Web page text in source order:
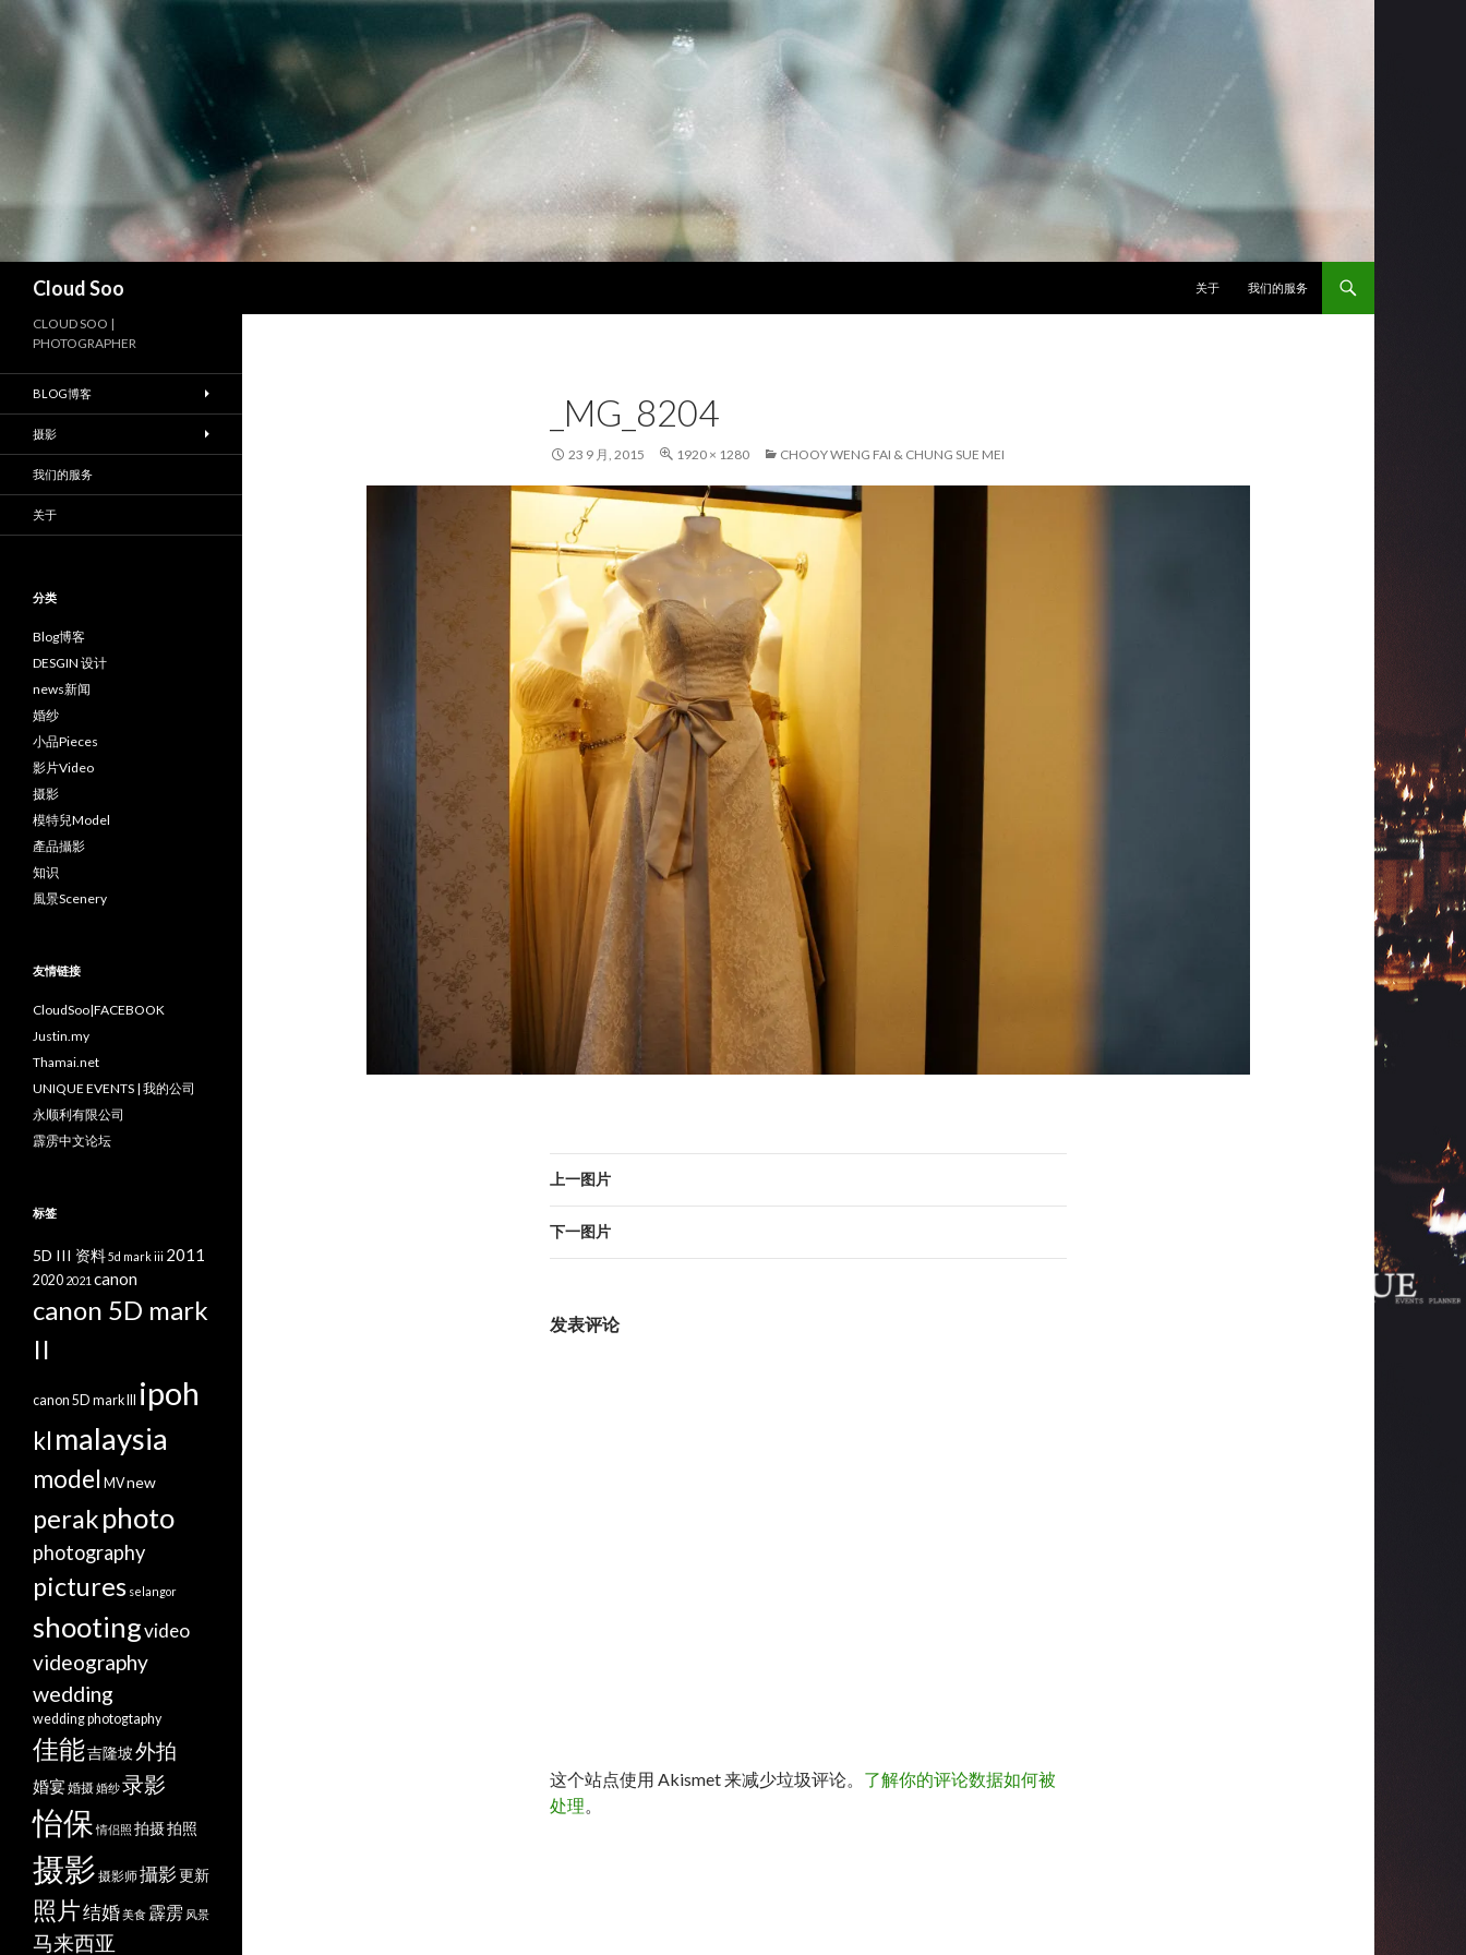
Cloud Soo
关于
我们的服务
_MG_8204
23 9 月, 2015 1920 × 1280 CHOOY WENG FAI & CHUNG SUE MEI
上一图片
下一图片
发表评论
这个站点使用 Akismet 来减少垃圾评论。 了解你的评论数据如何被
处理
CLOUD SOO |
PHOTOGRAPHER
BLOG博客
摄影
我们的服务
关于
分类
Blog博客
DESGIN 设计
news新闻
婚纱
小品Pieces
影片Video
摄影
模特兒Model
產品攝影
知识
風景Scenery
友情链接
CloudSoo|FACEBOOK
Justin.my
Thamai.net
UNIQUE EVENTS | 我的公司
永顺利有限公司
霹雳中文论坛
标签
5D III 资料5d mark iii 2011
2020 2021 canon
canon 5D mark
II
canon 5D mark III ipoh
kl malaysia
model MVnew
perakphoto
photography
pictures selangor
shootingvideo
videography
wedding
wedding photogtaphy
佳能吉隆坡外拍
婚宴婚摄婚纱录影
怡保 情侣照 拍摄拍照
摄影 摄影师攝影更新
照片结婚美食 霹雳 风景
马来西亚